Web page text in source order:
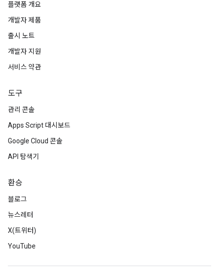
플랫폼 개요
개발자 제품
출시 노트
개발자 지원
서비스 약관
도구
관리 콘솔
Apps Script 대시보드
Google Cloud 콘솔
API 탐색기
환승
블로그
뉴스레터
X(트위터)
YouTube